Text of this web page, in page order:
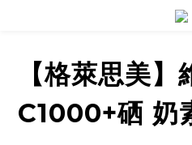
【格萊思美】
C1000+硒 奶